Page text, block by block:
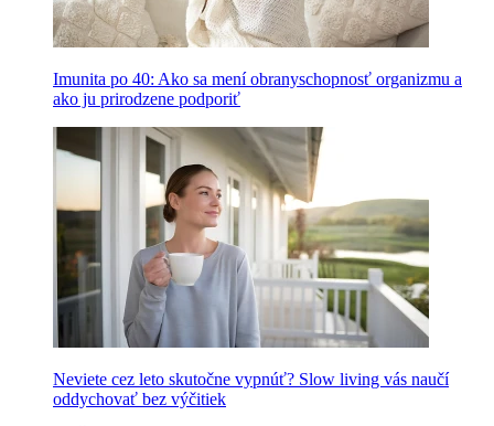
Imunita po 40: Ako sa mení obranyschopnosť organizmu a
ako ju prirodzene podporiť
Neviete cez leto skutočne vypnúť? Slow living vás naučí
oddychovať bez výčitiek